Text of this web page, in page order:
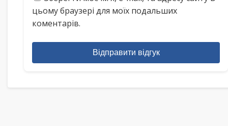
цьому браузері для моїх подальших
коментарів.
Відправити відгук